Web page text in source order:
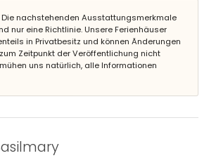
von 3 Kilometern von der Villa)
Mediterraneo, Jávea (innerhalb von
Villa)
Jávea (innerhalb von 4 Kilometern von der
del Mar (innerhalb von 5 Kilometern von der
(innerhalb von 100 Kilometern von der
Die nachstehenden Ausstattungsmerkmale
nur eine Richtlinie. Unsere Ferienhäuser
in Privatbesitz und können Änderungen
Zeitpunkt der Veröffentlichung nicht
uns natürlich, alle Informationen